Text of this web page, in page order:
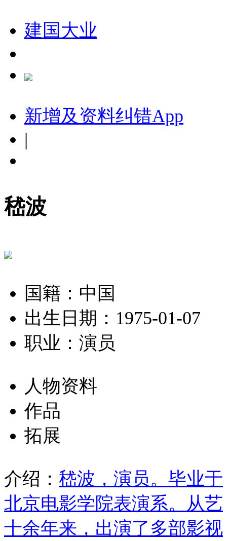
建国大业
新增及资料纠错App
|
嵇波
国籍：中国
出生日期：1975-01-07
职业：演员
人物资料
作品
拓展
介绍： 嵇波，演员。毕业于
北京电影学院表演系。从艺
十余年来，出演了多部影视